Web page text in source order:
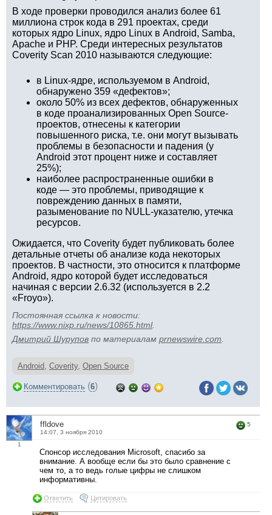
В ходе проверки проводился анализ более 61
миллиона строк кода в 291 проектах, среди
которых ядро Linux, ядро Linux в Android, Samba,
Apache и PHP. Среди интересных результатов
Coverity Scan 2010 называются следующие:
в Linux-ядре, используемом в Android,
обнаружено 359 «дефектов»;
около 50% из всех дефектов, обнаруженных
в коде проанализированных Open Source-
проектов, отнесены к категории
повышенного риска, т.е. они могут вызывать
проблемы в безопасности и падения (у
Android этот процент ниже и составляет
25%);
наиболее распространенные ошибки в
коде — это проблемы, приводящие к
повреждению данных в памяти,
разыменование по NULL-указателю, утечка
ресурсов.
Ожидается, что Coverity будет публиковать более
детальные отчеты об анализе кода некоторых
проектов. В частности, это относится к платформе
Android, ядро которой будет исследоваться
начиная с версии 2.6.32 (используется в 2.2
«Froyo»).
Постоянная ссылка к новости:
https://www.nixp.ru/news/10865.html.
Дмитрий Шурупов по материалам prnewswire.com
Android, Coverity, Open Source
Комментировать (6)
1
ffldove
14:07, 3 ноября 2010
5
Спонсор исследования Microsoft, спасибо за
внимание. А вообще если бы это было сравнение с
чем то, а то ведь голые цифры не слишком
информативны.
Ответить Цитировать